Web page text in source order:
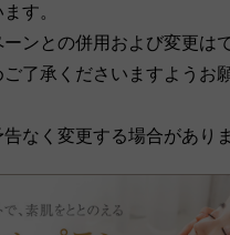
す。
ーンとの併用および変更は
了承くださいますようお
なく変更する場合がありま